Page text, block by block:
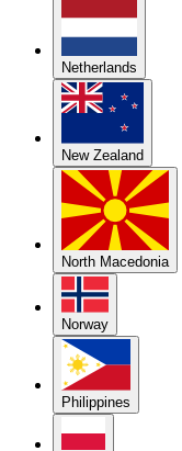
Netherlands
New Zealand
North Macedonia
Norway
Philippines